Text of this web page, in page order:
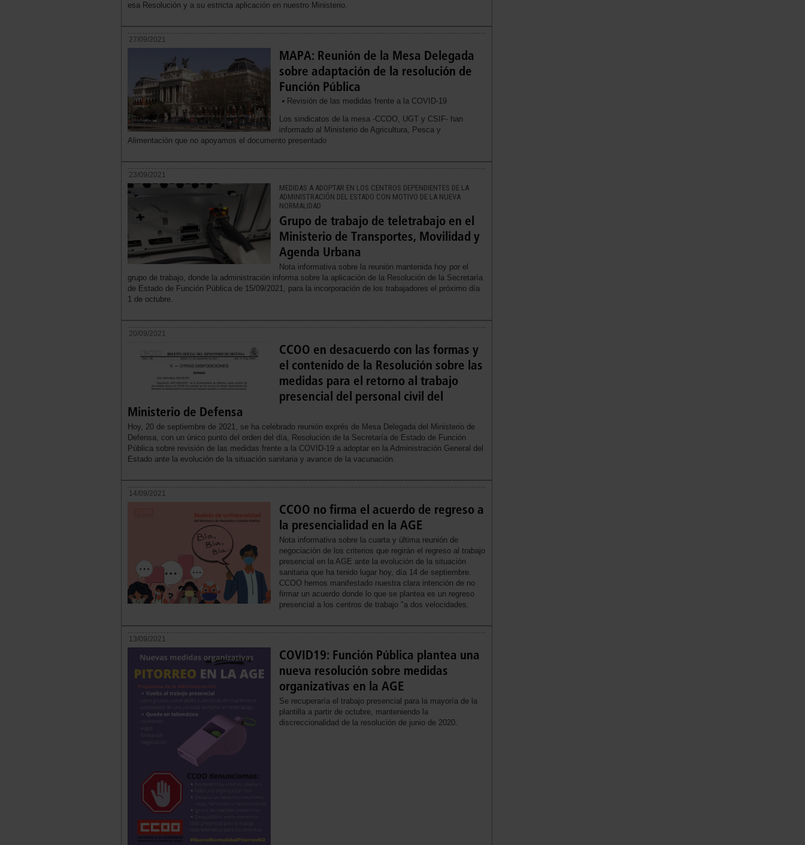
esa Resolución y a su estricta aplicación en nuestro Ministerio.
27/09/2021
MAPA: Reunión de la Mesa Delegada
sobre adaptación de la resolución de
Función Pública
Revisión de las medidas frente a la COVID-19
Los sindicatos de la mesa -CCOO, UGT y CSIF- han
informado al Ministerio de Agricultura, Pesca y
Alimentación que no apoyamos el documento presentado
23/09/2021
MEDIDAS A ADOPTAR EN LOS CENTROS DEPENDIENTES DE LA
ADMINISTRACIÓN DEL ESTADO CON MOTIVO DE LA NUEVA
NORMALIDAD
Grupo de trabajo de teletrabajo en el
Ministerio de Transportes, Movilidad y
Agenda Urbana
Nota informativa sobre la reunión mantenida hoy por el
grupo de trabajo, donde la administración informa sobre la aplicación de la Resolución de la Secretaría
de Estado de Función Pública de 15/09/2021, para la incorporación de los trabajadores el próximo día
1 de octubre.
20/09/2021
CCOO en desacuerdo con las formas y
el contenido de la Resolución sobre las
medidas para el retorno al trabajo
presencial del personal civil del
Ministerio de Defensa
Hoy, 20 de septiembre de 2021, se ha celebrado reunión exprés de Mesa Delegada del Ministerio de
Defensa, con un único punto del orden del día, Resolución de la Secretaría de Estado de Función
Pública sobre revisión de las medidas frente a la COVID-19 a adoptar en la Administración General del
Estado ante la evolución de la situación sanitaria y avance de la vacunación.
14/09/2021
CCOO no firma el acuerdo de regreso a
la presencialidad en la AGE
Nota informativa sobre la cuarta y última reunión de
negociación de los criterios que regirán el regreso al trabajo
presencial en la AGE ante la evolución de la situación
sanitaria que ha tenido lugar hoy, día 14 de septiembre.
CCOO hemos manifestado nuestra clara intención de no
firmar un acuerdo donde lo que se plantea es un regreso
presencial a los centros de trabajo "a dos velocidades.
13/09/2021
COVID19: Función Pública plantea una
nueva resolución sobre medidas
organizativas en la AGE
Se recuperaría el trabajo presencial para la mayoría de la
plantilla a partir de octubre, manteniendo la
discreccionalidad de la resolución de junio de 2020.